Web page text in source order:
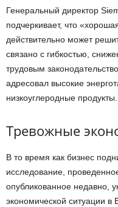
Генеральный директор
подчеркивает, что
действительно может
связано с гибкостью,
трудовым
адресовал высокие
низкоуглеродные продукты.
Тревожные
В то время как бизнес
исследование,
опубликованное недавно,
экономической ситуации